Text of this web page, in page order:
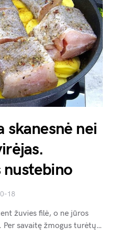
skanesnė nei
nustebino
18
žuvies filė, o ne jūros
savaitę žmogus turėtų…